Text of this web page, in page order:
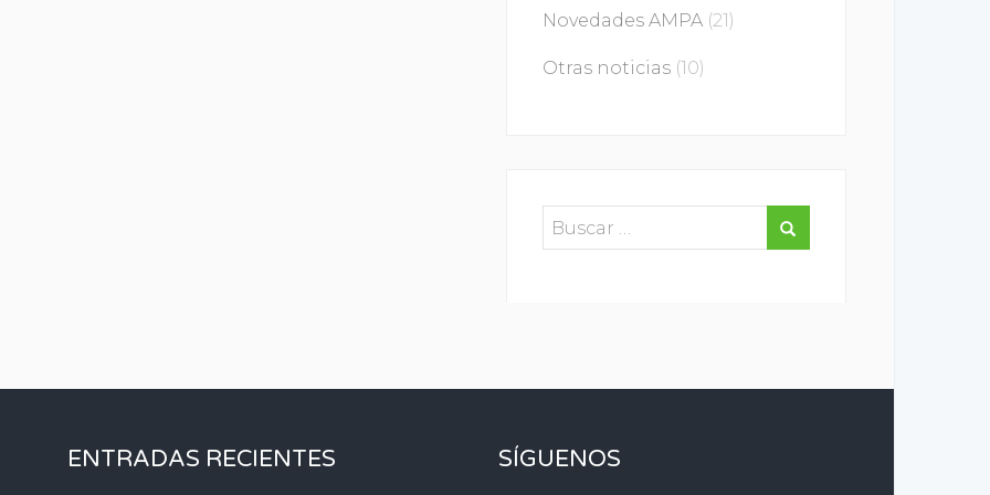
Novedades AMPA (21)
Otras noticias (10)
ENTRADAS RECIENTES SÍGUENOS